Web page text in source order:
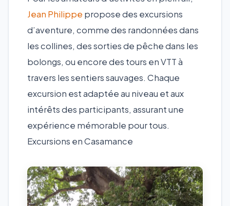
Jean Philippe propose des excursions
d’aventure, comme des randonnées dans
les collines, des sorties de pêche dans les
bolongs, ou encore des tours en VTT à
travers les sentiers sauvages. Chaque
excursion est adaptée au niveau et aux
intérêts des participants, assurant une
expérience mémorable pour tous.
Excursions en Casamance